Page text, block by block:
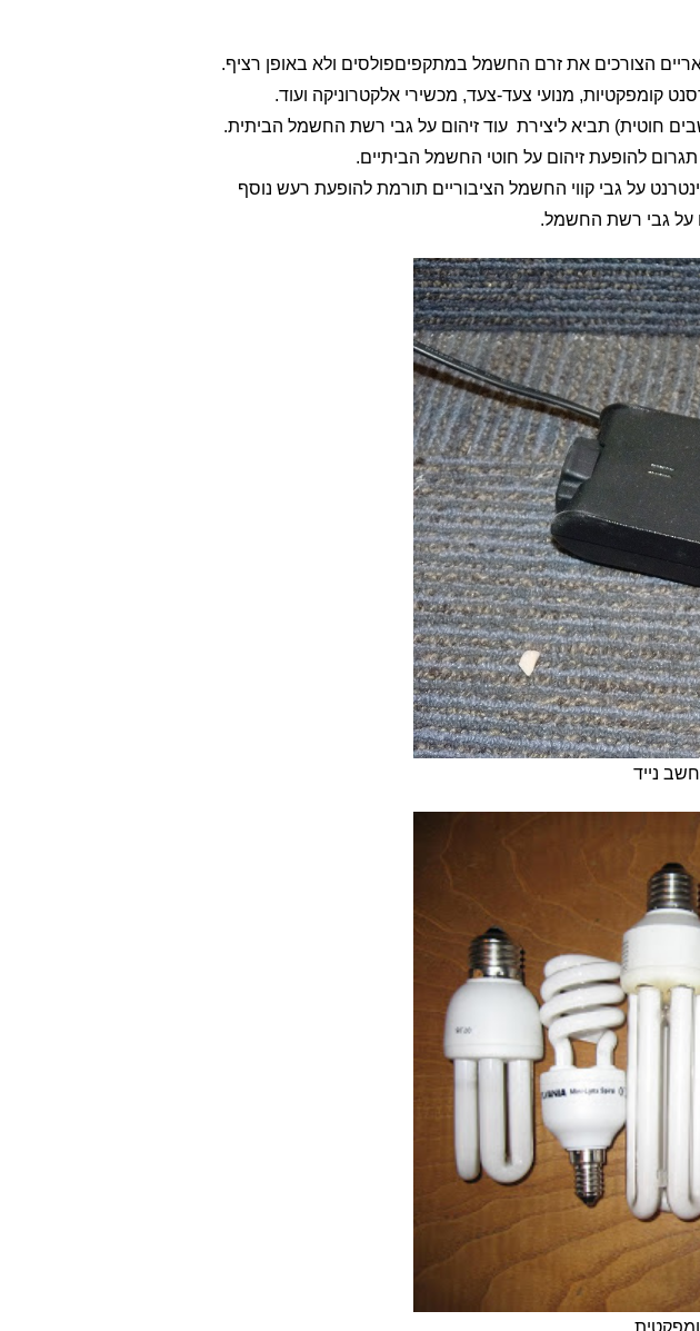
הצורכים את זרם החשמל במתקפיםפולסים ולא באופן רציף.
קומפקטיות, מנועי צעד-צעד, מכשירי אלקטרוניקה ועוד.
תביא ליצירת עוד זיהום על גבי רשת החשמל הביתית.
להופעת זיהום על חוטי החשמל הביתיים.
על גבי קווי החשמל הציבוריים תורמת להופעת רעש נוסף
על גבי רשת החשמל.
נייד